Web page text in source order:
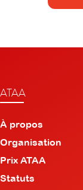
ATAA
À propos
Organisation
Prix ATAA
Statuts